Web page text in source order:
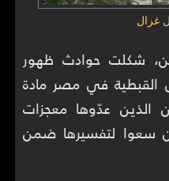
غزال
شكلت حوادث ظهور
القبطية في مصر مادة
الذين عدّوها معجزات
سعوا لتفسيرها ضمن